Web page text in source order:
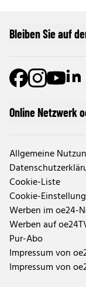
Online Netzwerk
Allgemeine
Cookie-Liste
Cookie-
Werben im oe24-
Werben auf
Pur-Abo
Impressum von
Impressum von
Bleiben Sie auf